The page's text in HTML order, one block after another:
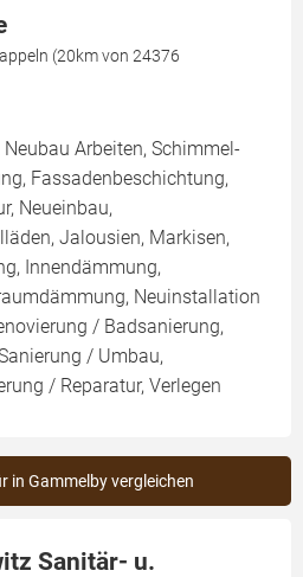
(20km von 24376
Arbeiten, Schimmel-
Fassadenbeschichtung,
Neueinbau,
Jalousien, Markisen,
Innendämmung,
Neuinstallation
/ Badsanierung,
/ Umbau,
/ Reparatur, Verlegen
in Gammelby vergleichen
Sanitär- u.